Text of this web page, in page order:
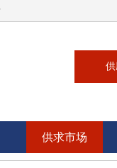
供求市场